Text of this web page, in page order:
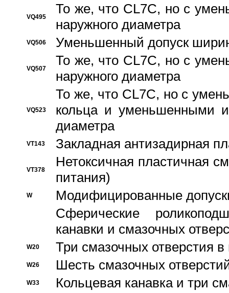
VQ495
То же, что CL7C, но с
наружного диаметра
VQ506 Уменьшенный допуск
VQ507
То же, что CL7C, но с
наружного диаметра
VQ523
То же, что CL7C, но с
кольца и уменьшенными
диаметра
VT143 Закладная антизадирная
VT378
Нетоксичная пластичная
питания)
W
Модифицированные
Сферические
канавки и смазочных
W20 Три смазочных отверстия
W26 Шесть смазочных
W33 Кольцевая канавка и три